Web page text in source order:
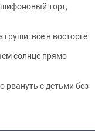
торт,
груши: все в восторге
солнце прямо
рвануть с детьми без